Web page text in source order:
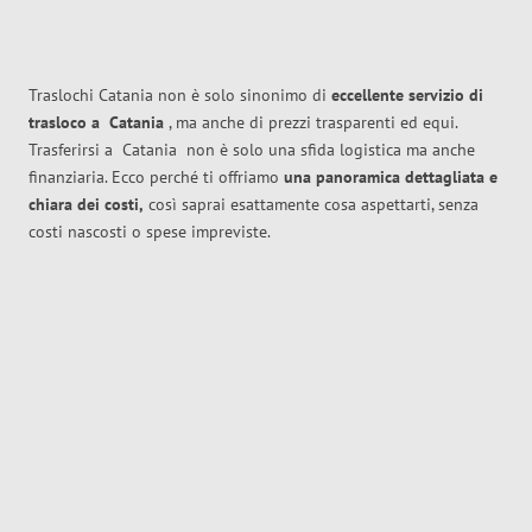
Traslochi Catania non è solo sinonimo di eccellente servizio di
trasloco a Catania , ma anche di prezzi trasparenti ed equi.
Trasferirsi a Catania non è solo una sfida logistica ma anche
finanziaria. Ecco perché ti offriamo una panoramica dettagliata e
chiara dei costi, così saprai esattamente cosa aspettarti, senza
costi nascosti o spese impreviste.